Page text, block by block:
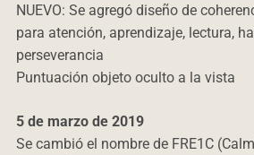
NUEVO: Se agregó diseño de
para atención, aprendizaje, lectura,
perseverancia
Puntuación objeto oculto a la vista
5 de marzo de 2019
Se cambió el nombre de FRE1C